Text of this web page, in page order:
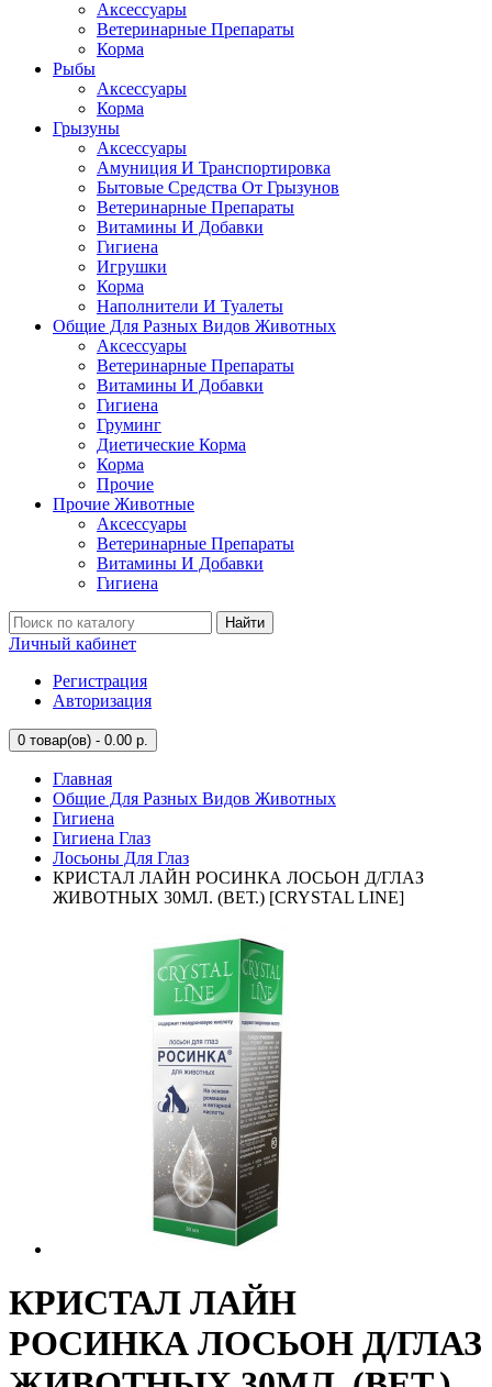
Аксессуары
Ветеринарные Препараты
Корма
Рыбы
Аксессуары
Корма
Грызуны
Аксессуары
Амуниция И Транспортировка
Бытовые Средства От Грызунов
Ветеринарные Препараты
Витамины И Добавки
Гигиена
Игрушки
Корма
Наполнители И Туалеты
Общие Для Разных Видов Животных
Аксессуары
Ветеринарные Препараты
Витамины И Добавки
Гигиена
Груминг
Диетические Корма
Корма
Прочие
Прочие Животные
Аксессуары
Ветеринарные Препараты
Витамины И Добавки
Гигиена
Найти
Личный кабинет
Регистрация
Авторизация
0 товар(ов) - 0.00 р.
Главная
Общие Для Разных Видов Животных
Гигиена
Гигиена Глаз
Лосьоны Для Глаз
КРИСТАЛ ЛАЙН РОСИНКА ЛОСЬОН Д/ГЛАЗ
ЖИВОТНЫХ 30МЛ. (ВЕТ.) [CRYSTAL LINE]
КРИСТАЛ ЛАЙН
РОСИНКА ЛОСЬОН Д/ГЛАЗ